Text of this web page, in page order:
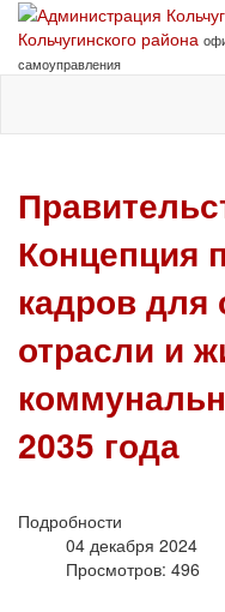
Кольчугинского района
самоуправления
Концепция
кадров для
отрасли и
2035 года
Подробности
04 декабря 2024
Просмотров: 496